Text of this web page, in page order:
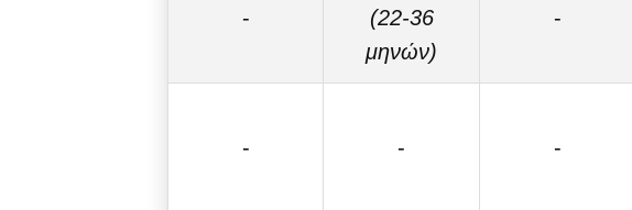
-
(22-36
μηνών)
-
- - -